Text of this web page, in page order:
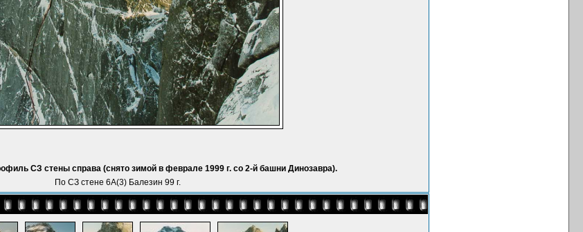
СЗ стены справа (снято зимой в феврале 1999 г. со 2-й башни Динозавра).
По СЗ стене 6А(3) Балезин 99 г.